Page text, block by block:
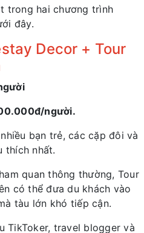
trong hai chương trình
đây.
Decor + Tour
người.
bạn trẻ, các cặp đôi và
thích nhất.
quan thông thường, Tour
có thể đưa du khách vào
tàu lớn khó tiếp cận.
TikToker, travel blogger và